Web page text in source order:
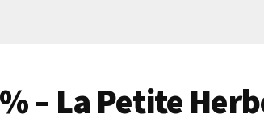
– La Petite